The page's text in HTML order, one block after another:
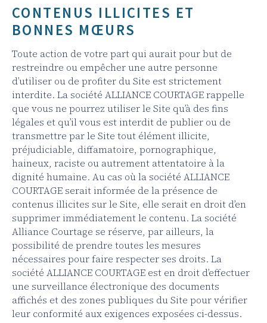
CONTENUS ILLICITES ET
BONNES MŒURS
Toute action de votre part qui aurait pour but de
restreindre ou empêcher une autre personne
d’utiliser ou de profiter du Site est strictement
interdite. La société ALLIANCE COURTAGE rappelle
que vous ne pourrez utiliser le Site qu’à des fins
légales et qu’il vous est interdit de publier ou de
transmettre par le Site tout élément illicite,
préjudiciable, diffamatoire, pornographique,
haineux, raciste ou autrement attentatoire à la
dignité humaine. Au cas où la société ALLIANCE
COURTAGE serait informée de la présence de
contenus illicites sur le Site, elle serait en droit d’en
supprimer immédiatement le contenu. La société
Alliance Courtage se réserve, par ailleurs, la
possibilité de prendre toutes les mesures
nécessaires pour faire respecter ses droits. La
société ALLIANCE COURTAGE est en droit d’effectuer
une surveillance électronique des documents
affichés et des zones publiques du Site pour vérifier
leur conformité aux exigences exposées ci-dessus.